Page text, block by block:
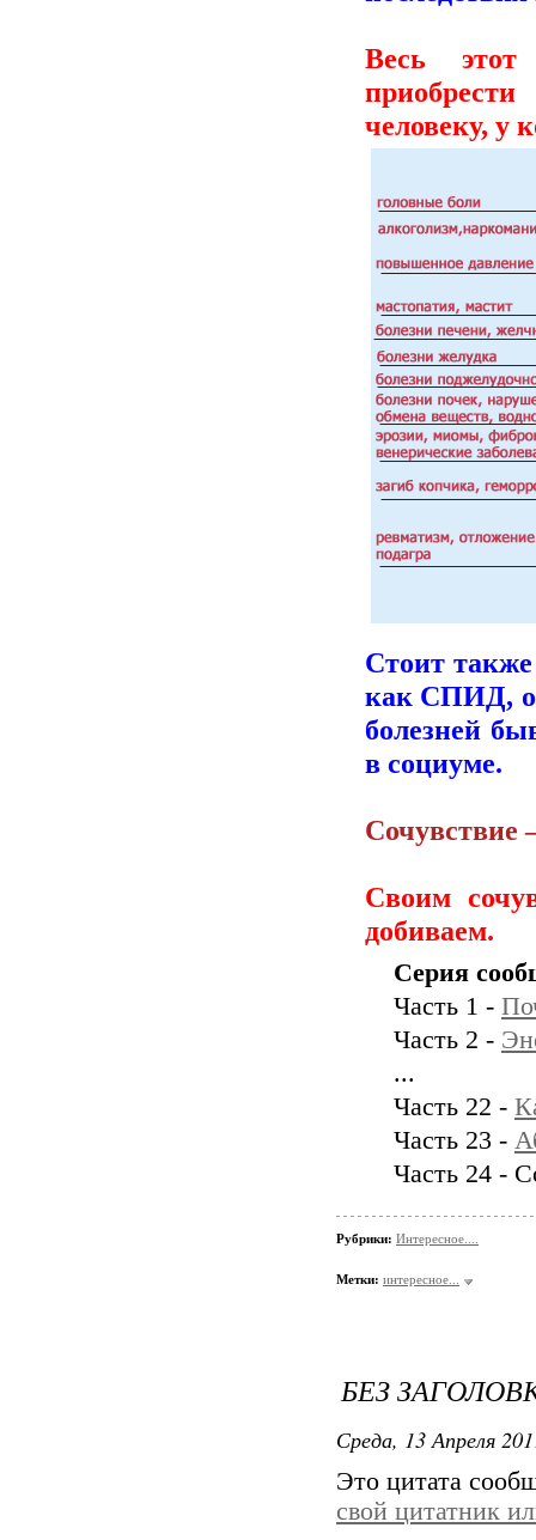
Весь
человеку, у
Стоит
как СПИД,
болезней
в социуме.
Сочувствие
Своим
добиваем.
Серия
Часть 1 -
Часть 2 -
...
Часть 22 -
Часть 23 -
Часть 24 -
Рубрики: Интересное....
Метки: интересное...
БЕЗ
Среда, 13 Апреля
Это цитата
свой цитатник